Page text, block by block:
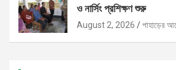
ও নার্সিং প্রশিক্ষণ শুরু
August 2, 2026 পাহাড়ের